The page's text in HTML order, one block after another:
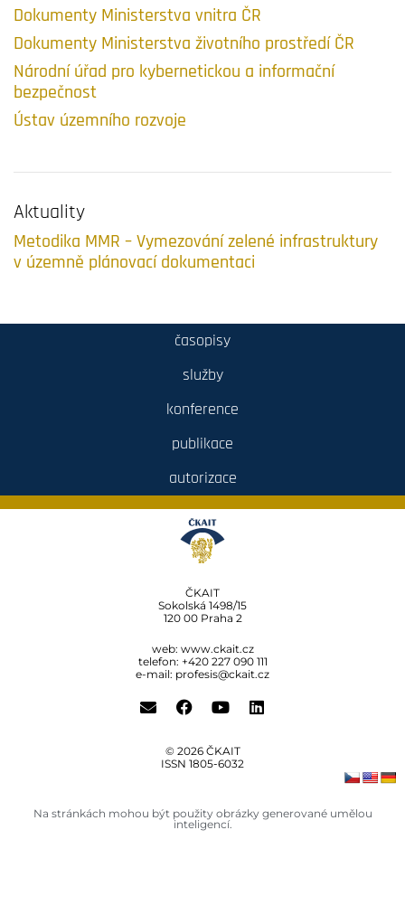
Dokumenty Ministerstva vnitra ČR
Dokumenty Ministerstva životního prostředí ČR
Národní úřad pro kybernetickou a informační
bezpečnost
Ústav územního rozvoje
Aktuality
Metodika MMR – Vymezování zelené infrastruktury
v územně plánovací dokumentaci
časopisy
služby
konference
publikace
autorizace
ČKAIT
Sokolská 1498/15
120 00 Praha 2
web: www.ckait.cz
telefon: +420 227 090 111
e-mail: profesis@ckait.cz
© 2026 ČKAIT
ISSN 1805‑6032
Na stránkách mohou být použity obrázky generované umělou
inteligencí.